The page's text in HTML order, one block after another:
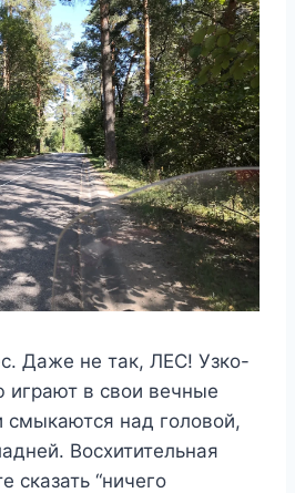
Даже не так, ЛЕС! Узко-
играют в свои вечные
смыкаются над головой,
Восхитительная
сказать “ничего